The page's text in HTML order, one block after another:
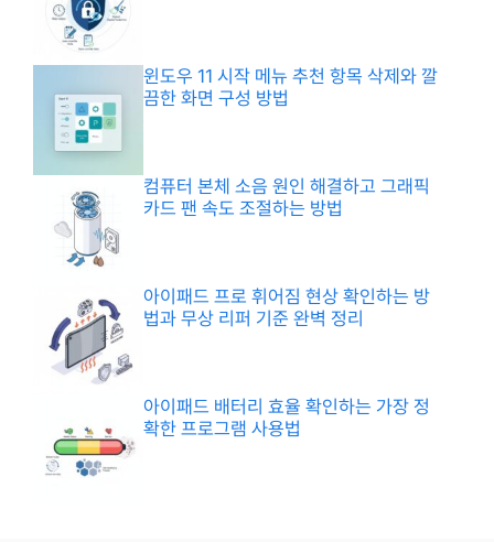
윈도우 11 시작 메뉴 추천 항목 삭제와 깔
끔한 화면 구성 방법
컴퓨터 본체 소음 원인 해결하고 그래픽
카드 팬 속도 조절하는 방법
아이패드 프로 휘어짐 현상 확인하는 방
법과 무상 리퍼 기준 완벽 정리
아이패드 배터리 효율 확인하는 가장 정
확한 프로그램 사용법